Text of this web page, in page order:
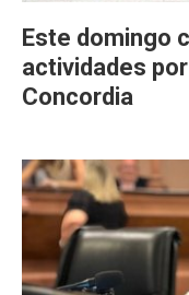
Este domingo
actividades
Concordia